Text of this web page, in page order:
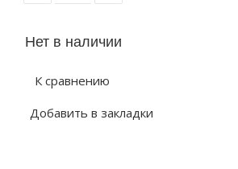
К сравнению
Добавить в закладки